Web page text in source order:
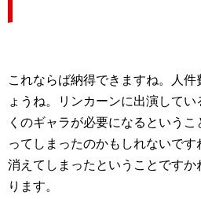
これならば納得できますね。人
ょうね。リンカーンに出演して
くのギャラが必要になるという
ってしまったのかもしれないで
消えてしまったということです
ります。